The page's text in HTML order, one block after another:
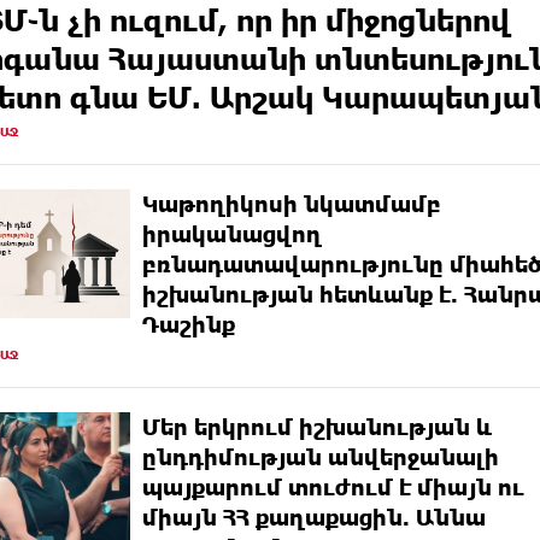
չի ուզում, որ իր միջոցներով
Հայաստանի
գնա ԵՄ. Արշակ
Կաթողիկոսի նկատմամբ
իրականացվող
բռնադատավարությունը
իշխանության հետևանք է.
Դաշինք
Մեր երկրում իշխանության և
ընդդիմության անվերջանալի
պայքարում տուժում է միայն ու
միայն ՀՀ քաղաքացին. Աննա